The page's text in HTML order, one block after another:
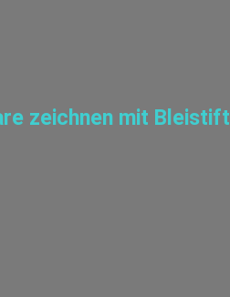
zeichnen mit Bleistift